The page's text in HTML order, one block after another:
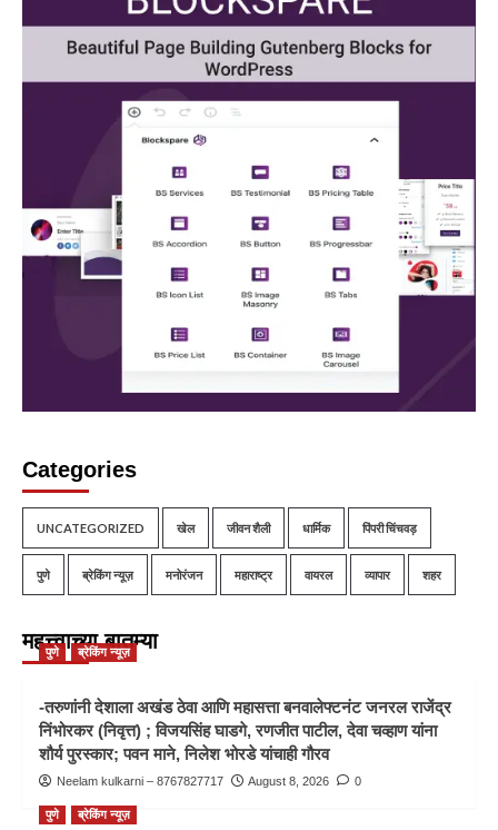
Categories
UNCATEGORIZED खेल जीवन शैली धार्मिक पिंपरी चिंचवड़
पुणे ब्रेकिंग न्यूज़ मनोरंजन महाराष्ट्र वायरल व्यापार शहर
महत्त्वाच्या बातम्या
पुणे ब्रेकिंग न्यूज़
-तरुणांनी देशाला अखंड ठेवा आणि महासत्ता बनवालेफ्टनंट जनरल राजेंद्र
निंभोरकर (निवृत्त) ; विजयसिंह घाडगे, रणजीत पाटील, देवा चव्हाण यांना
शौर्य पुरस्कार; पवन माने, निलेश भोरडे यांचाही गौरव
Neelam kulkarni – 8767827717 August 8, 2026 0
पुणे ब्रेकिंग न्यूज़